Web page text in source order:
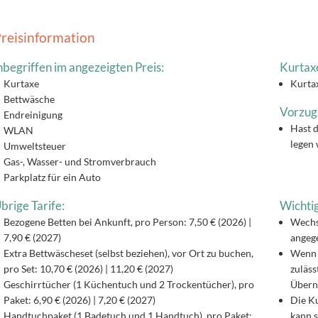
im angezeigten Preis:
Kurtaxe
Bettwäsche
Endreinigung
WLAN
Umweltsteuer
Gas-, Wasser- und Stromverbrauch
Parkplatz für ein Auto
Hast
legen
Tarife:
Bezogene Betten bei Ankunft, pro Person: 7,50 € (2026) |
7,90 € (2027)
Extra Bettwäscheset (selbst beziehen), vor Ort zu buchen,
pro Set: 10,70 € (2026) | 11,20 € (2027)
Geschirrtücher (1 Küchentuch und 2 Trockentücher), pro
Paket: 6,90 € (2026) | 7,20 € (2027)
Handtuchpaket (1 Badetuch und 1 Handtuch), pro Paket:
Die
kann